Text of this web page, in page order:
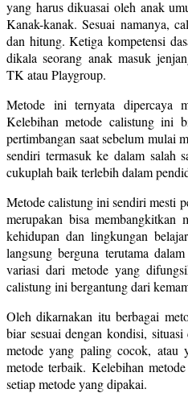
yang harus dikuasai oleh anak
Kanak-kanak. Sesuai namanya,
dan hitung. Ketiga kompetensi
dikala seorang anak masuk
TK atau Playgroup.
Metode ini ternyata dipercaya
Kelebihan metode calistung ini
pertimbangan saat sebelum mulai
sendiri termasuk ke dalam salah
cukuplah baik terlebih dalam
Metode calistung ini sendiri mesti
merupakan bisa membangkitkan
kehidupan dan lingkungan
langsung berguna terutama
variasi dari metode yang
calistung ini bergantung dari
Oleh dikarnakan itu berbagai
biar sesuai dengan kondisi,
metode yang paling cocok, atau
metode terbaik. Kelebihan
setiap metode yang dipakai.